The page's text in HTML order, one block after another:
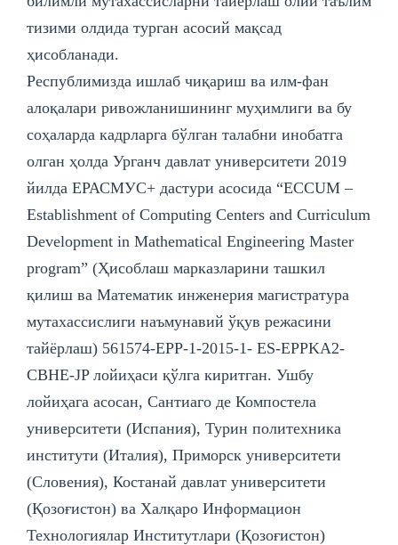
тизими олдида турган асосий мақсад
ҳисобланади.
Республимизда ишлаб чиқариш ва илм-фан
алоқалари ривожланишининг муҳимлиги ва бу
соҳаларда кадрларга бўлган талабни инобатга
олган ҳолда Урганч давлат университети 2019
йилда EРАСМУС+ дастури асoсида “ECCUМ –
Establishment of Computing Centers and Curriculum
Development in Mathematical Engineering Master
program” (Ҳисоблаш марказларини ташкил
қилиш ва Математик инженерия магистратура
мутахассислиги наъмунавий ўқув режасини
тайёрлаш) 561574-EPP-1-2015-1- ES-EPPKA2-
CBHE-JP лoйиҳаси қўлга киритган. Ушбу
лойиҳага асосан, Сантиаго де Компостела
университети (Испания), Турин политехника
институти (Италия), Приморск университети
(Словения), Костанай давлат университети
(Қозоғистон) ва Халқаро Информацион
Технологиялар Институтлари (Қозоғистон)